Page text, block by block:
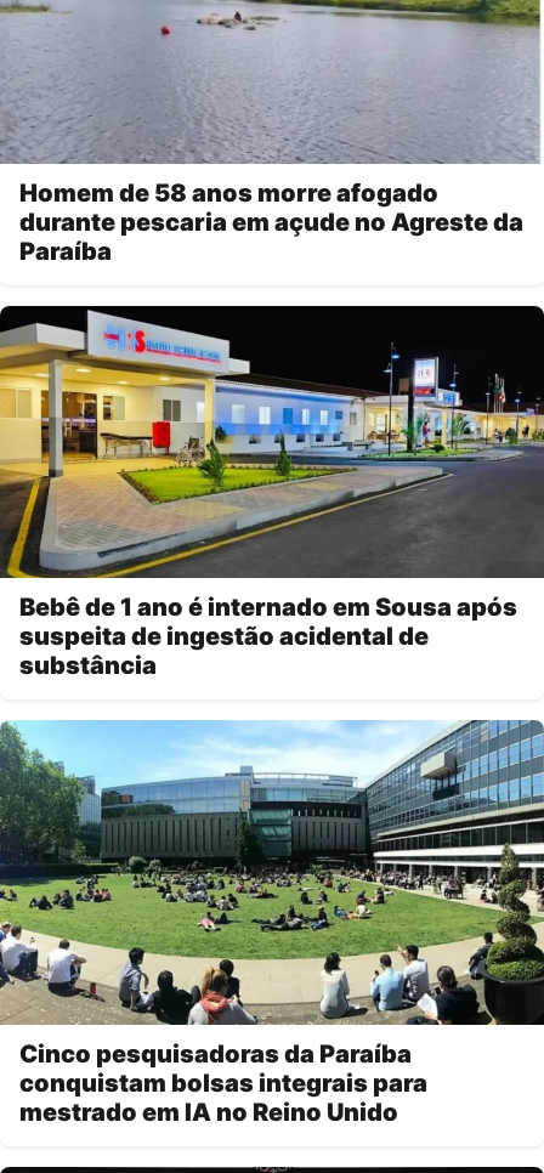
Homem de 58 anos morre afogado
durante pescaria em açude no Agreste da
Paraíba
Bebê de 1 ano é internado em Sousa após
suspeita de ingestão acidental de
substância
Cinco pesquisadoras da Paraíba
conquistam bolsas integrais para
mestrado em IA no Reino Unido